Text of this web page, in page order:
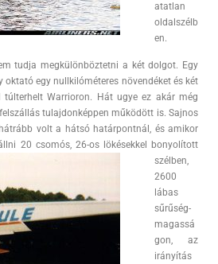
atatlan
oldalszélb
en.
tudja megkülönböztetni a két dolgot. Egy
oktató egy nullkilóméteres növendéket és két
Warrioron. Hát ugye ez akár még
tulajdonképpen működött is. Sajnos
volt a hátsó határpontnál, és amikor
20 csomós, 26-os lökésekkel bonyolított
szélben,
2600
lábas
sűrűség-
magassá
gon, az
irányítás